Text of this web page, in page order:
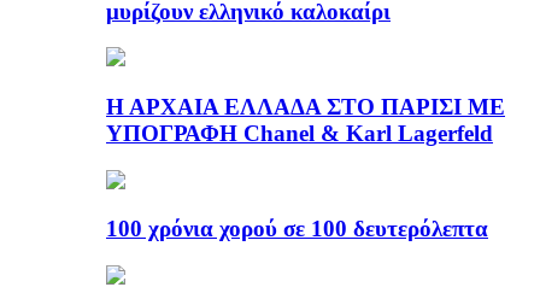
μυρίζουν ελληνικό καλοκαίρι
Η ΑΡΧΑΙΑ ΕΛΛΑΔΑ ΣΤΟ ΠΑΡΙΣΙ ΜΕ
ΥΠΟΓΡΑΦΗ Chanel & Karl Lagerfeld
100 χρόνια χορού σε 100 δευτερόλεπτα